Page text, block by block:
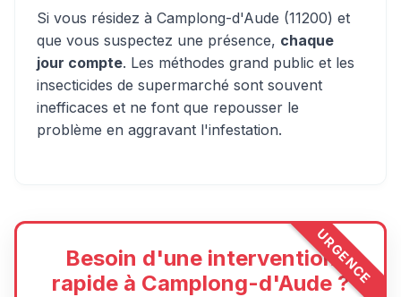
Si vous résidez à Camplong-d'Aude (11200) et
que vous suspectez une présence, chaque
jour compte. Les méthodes grand public et les
insecticides de supermarché sont souvent
inefficaces et ne font que repousser le
problème en aggravant l'infestation.
URGENCE
Besoin d'une intervention
rapide à Camplong-d'Aude ?